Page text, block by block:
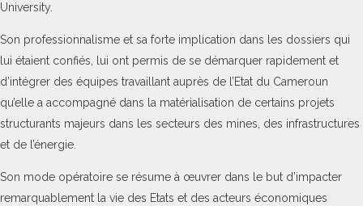
University.
Son professionnalisme et sa forte implication dans les dossiers qui
lui étaient confiés, lui ont permis de se démarquer rapidement et
d’intégrer des équipes travaillant auprès de l’Etat du Cameroun
qu’elle a accompagné dans la matérialisation de certains projets
structurants majeurs dans les secteurs des mines, des infrastructures
et de l’énergie.
Son mode opératoire se résume à œuvrer dans le but d’impacter
remarquablement la vie des Etats et des acteurs économiques